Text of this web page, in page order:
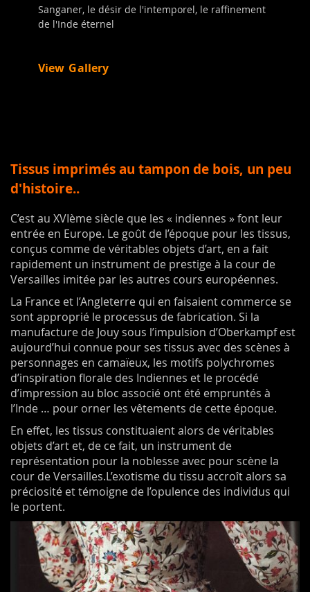
Sanganer, le désir de l'intemporel, le raffinement
de l'Inde éternel
View Gallery
Tissus imprimés au tampon de bois, un peu
d'histoire..
C’est au XVIème siècle que les « indiennes » font leur
entrée en Europe. Le goût de l’époque pour les tissus,
conçus comme de véritables objets d’art, en a fait
rapidement un instrument de prestige à la cour de
Versailles imitée par les autres cours européennes.
La France et l’Angleterre qui en faisaient commerce se
sont approprié le processus de fabrication. Si la
manufacture de Jouy sous l’impulsion d’Oberkampf est
aujourd’hui connue pour ses tissus avec des scènes à
personnages en camaïeux, les motifs polychromes
d’inspiration florale des Indiennes et le procédé
d’impression au bloc associé ont été empruntés à
l’Inde … pour orner les vêtements de cette époque.
En effet, les tissus constituaient alors de véritables
objets d’art et, de ce fait, un instrument de
représentation pour la noblesse avec pour scène la
cour de Versailles.L’exotisme du tissu accroît alors sa
préciosité et témoigne de l’opulence des individus qui
le portent.